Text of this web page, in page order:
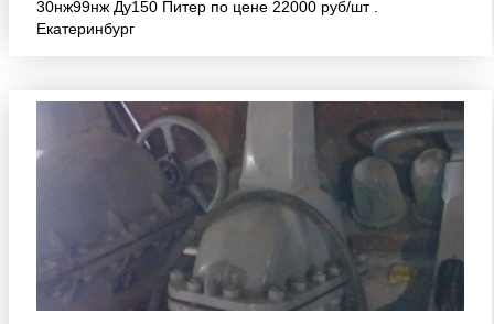
30нж99нж Ду150 Питер по цене 22000 руб/шт .
Екатеринбург